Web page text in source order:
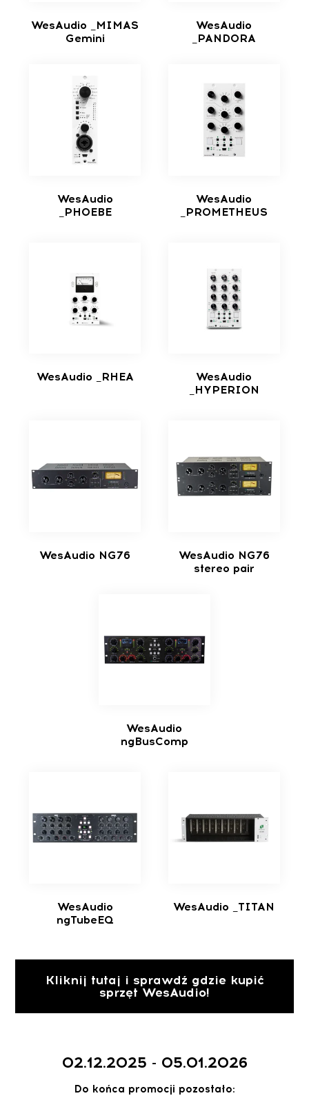
WesAudio _MIMAS
Gemini
WesAudio
_PANDORA
WesAudio
_PHOEBE
WesAudio
_PROMETHEUS
WesAudio _RHEA
WesAudio
_HYPERION
WesAudio NG76
WesAudio NG76
stereo pair
WesAudio
ngBusComp
WesAudio
ngTubeEQ
WesAudio _TITAN
Kliknij tutaj i sprawdź gdzie kupić
sprzęt WesAudio!
02.12.2025 - 05.01.2026
Do końca promocji pozostało: